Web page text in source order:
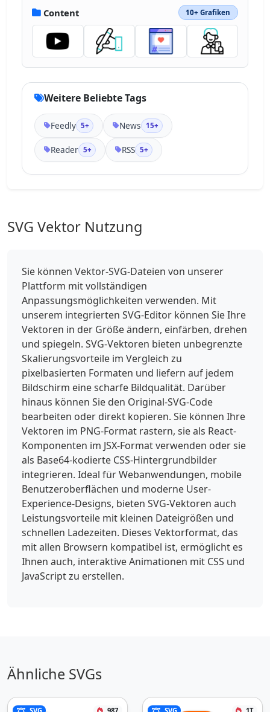
1.098-1.565 1.28-3.676.638-5.45-.5-1.425-
1.704-2.408-2.743-3.444"></path></svg>
Content 10+ Grafiken
Weitere Beliebte Tags
Feedly 5+ News 15+
Reader 5+ RSS 5+
SVG Vektor Nutzung
Sie können Vektor-SVG-Dateien von unserer
Plattform mit vollständigen
Anpassungsmöglichkeiten verwenden. Mit
unserem integrierten SVG-Editor können Sie Ihre
Vektoren in der Größe ändern, einfärben, drehen
und spiegeln. SVG-Vektoren bieten unbegrenzte
Skalierungsvorteile im Vergleich zu
pixelbasierten Formaten und liefern auf jedem
Bildschirm eine scharfe Bildqualität. Darüber
hinaus können Sie den Original-SVG-Code
bearbeiten oder direkt kopieren. Sie können Ihre
Vektoren im PNG-Format rastern, sie als React-
Komponenten im JSX-Format verwenden oder sie
als Base64-kodierte CSS-Hintergrundbilder
integrieren. Ideal für Webanwendungen, mobile
Benutzeroberflächen und moderne User-
Experience-Designs, bieten SVG-Vektoren auch
Leistungsvorteile mit kleinen Dateigrößen und
schnellen Ladezeiten. Dieses Vektorformat, das
mit allen Browsern kompatibel ist, ermöglicht es
Ihnen auch, interaktive Animationen mit CSS und
JavaScript zu erstellen.
Ähnliche SVGs